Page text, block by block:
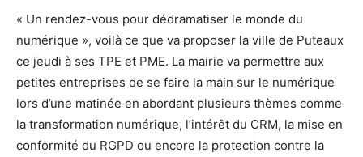
« Un rendez-vous pour dédramatiser le monde du
numérique », voilà ce que va proposer la ville de Puteaux
ce jeudi à ses TPE et PME. La mairie va permettre aux
petites entreprises de se faire la main sur le numérique
lors d’une matinée en abordant plusieurs thèmes comme
la transformation numérique, l’intérêt du CRM, la mise en
conformité du RGPD ou encore la protection contre la